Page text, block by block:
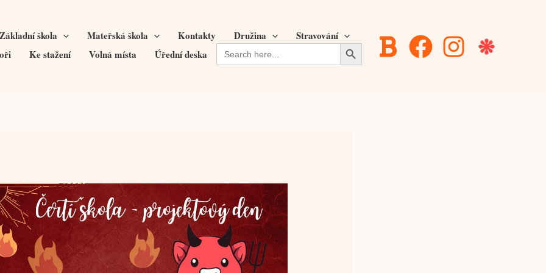
Základní škola Mateřská škola Kontakty Družina
Stravování
Ke stažení Volná místa Úřední deska Search
for:
Search Button